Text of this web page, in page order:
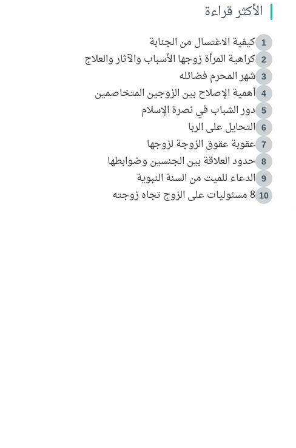
الأكثر قراءة
1 كيفية الاغتسال من الجنابة
2 كراهية المرأة زوجها الأسباب والآثار والعلاج
3 شهر المحرم فضائله
4 أهمية الإصلاح بين الزوجين المتخاصمين
5 دور الشباب في نصرة الإسلام
6 التحايل على الربا
7 عقوبة عقوق الزوجة لزوجها
8 حدود العلاقة بين الجنسين وضوابطها
9 الدعاء للميت من السنة النبوية
10 8 مسئوليات على الزوج تجاه زوجته